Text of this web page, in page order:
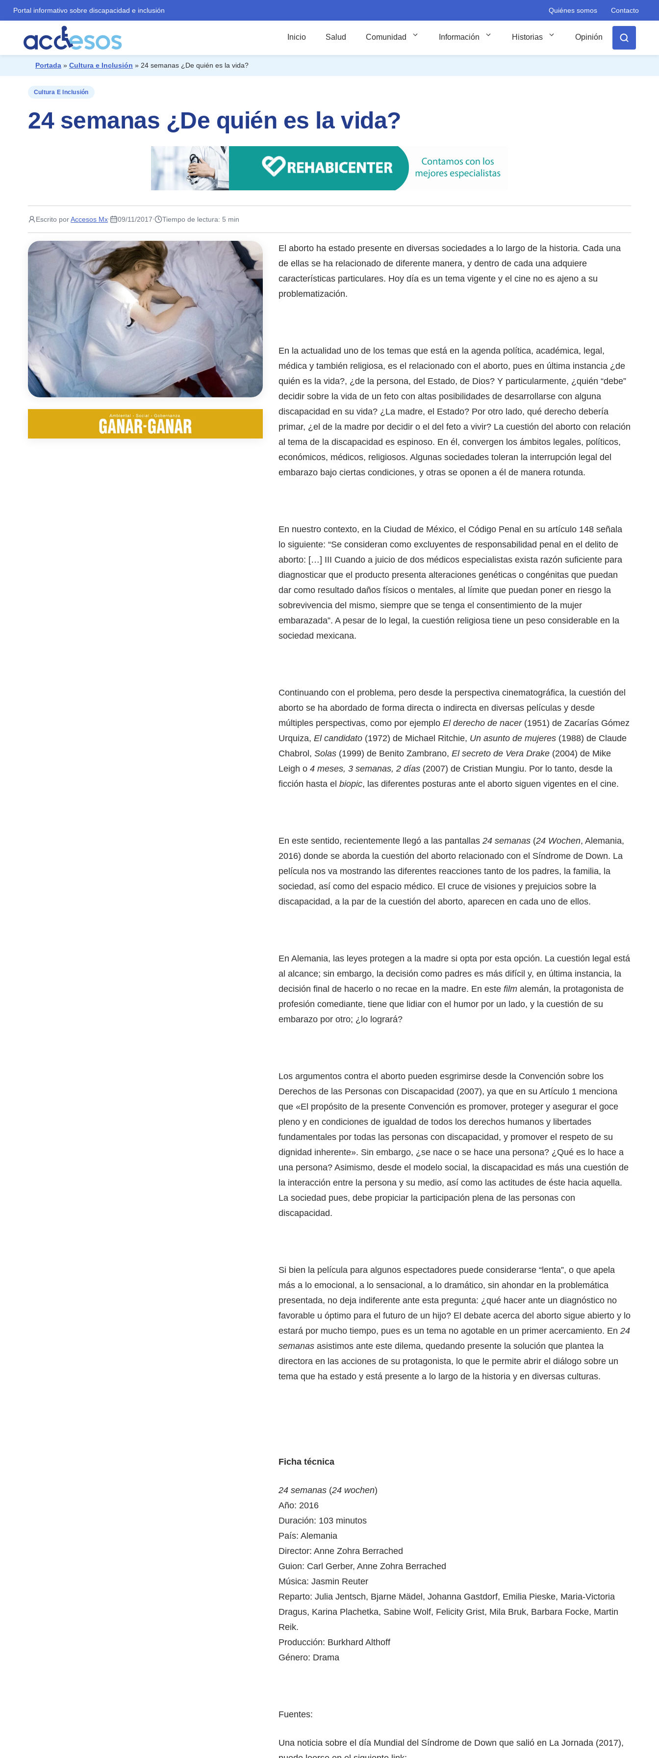
Portal informativo sobre discapacidad e inclusión Quiénes somos Contacto
Inicio Salud Comunidad Información Historias Opinión
¿Qué buscas?
Portada » Cultura e Inclusión » 24 semanas ¿De quién es la vida?
Cultura E Inclusión
24 semanas ¿De quién es la vida?
Escrito porAccesos Mx· 09/11/2017· Tiempo de lectura: 5 min
El aborto ha estado presente en diversas sociedades a lo largo de la historia. Cada una
de ellas se ha relacionado de diferente manera, y dentro de cada una adquiere
características particulares. Hoy día es un tema vigente y el cine no es ajeno a su
problematización.
En la actualidad uno de los temas que está en la agenda política, académica, legal,
médica y también religiosa, es el relacionado con el aborto, pues en última instancia ¿de
quién es la vida?, ¿de la persona, del Estado, de Dios? Y particularmente, ¿quién “debe”
decidir sobre la vida de un feto con altas posibilidades de desarrollarse con alguna
discapacidad en su vida? ¿La madre, el Estado? Por otro lado, qué derecho debería
primar, ¿el de la madre por decidir o el del feto a vivir? La cuestión del aborto con relación
al tema de la discapacidad es espinoso. En él, convergen los ámbitos legales, políticos,
económicos, médicos, religiosos. Algunas sociedades toleran la interrupción legal del
embarazo bajo ciertas condiciones, y otras se oponen a él de manera rotunda.
En nuestro contexto, en la Ciudad de México, el Código Penal en su artículo 148 señala
lo siguiente: “Se consideran como excluyentes de responsabilidad penal en el delito de
aborto: […] III Cuando a juicio de dos médicos especialistas exista razón suficiente para
diagnosticar que el producto presenta alteraciones genéticas o congénitas que puedan
dar como resultado daños físicos o mentales, al límite que puedan poner en riesgo la
sobrevivencia del mismo, siempre que se tenga el consentimiento de la mujer
embarazada”. A pesar de lo legal, la cuestión religiosa tiene un peso considerable en la
sociedad mexicana.
Continuando con el problema, pero desde la perspectiva cinematográfica, la cuestión del
aborto se ha abordado de forma directa o indirecta en diversas películas y desde
múltiples perspectivas, como por ejemploEl derecho de nacer(1951) de Zacarías Gómez
Urquiza, El candidato (1972) de Michael Ritchie, Un asunto de mujeres (1988) de Claude
Chabrol, Solas (1999) de Benito Zambrano,El secreto de Vera Drake (2004) de Mike
Leigh o4 meses, 3 semanas, 2 días (2007) de Cristian Mungiu. Por lo tanto, desde la
ficción hasta elbiopic, las diferentes posturas ante el aborto siguen vigentes en el cine.
En este sentido, recientemente llegó a las pantallas24 semanas (24 Wochen, Alemania,
2016) donde se aborda la cuestión del aborto relacionado con el Síndrome de Down. La
película nos va mostrando las diferentes reacciones tanto de los padres, la familia, la
sociedad, así como del espacio médico. El cruce de visiones y prejuicios sobre la
discapacidad, a la par de la cuestión del aborto, aparecen en cada uno de ellos.
En Alemania, las leyes protegen a la madre si opta por esta opción. La cuestión legal está
al alcance; sin embargo, la decisión como padres es más difícil y, en última instancia, la
decisión final de hacerlo o no recae en la madre. En estefilmalemán, la protagonista de
profesión comediante, tiene que lidiar con el humor por un lado, y la cuestión de su
embarazo por otro; ¿lo logrará?
Los argumentos contra el aborto pueden esgrimirse desde la Convención sobre los
Derechos de las Personas con Discapacidad (2007), ya que en su Artículo 1 menciona
que «El propósito de la presente Convención es promover, proteger y asegurar el goce
pleno y en condiciones de igualdad de todos los derechos humanos y libertades
fundamentales por todas las personas con discapacidad, y promover el respeto de su
dignidad inherente». Sin embargo, ¿se nace o se hace una persona? ¿Qué es lo hace a
una persona? Asimismo, desde el modelo social, la discapacidad es más una cuestión de
la interacción entre la persona y su medio, así como las actitudes de éste hacia aquella.
La sociedad pues, debe propiciar la participación plena de las personas con
discapacidad.
Si bien la película para algunos espectadores puede considerarse “lenta”, o que apela
más a lo emocional, a lo sensacional, a lo dramático, sin ahondar en la problemática
presentada, no deja indiferente ante esta pregunta: ¿qué hacer ante un diagnóstico no
favorable u óptimo para el futuro de un hijo? El debate acerca del aborto sigue abierto y lo
estará por mucho tiempo, pues es un tema no agotable en un primer acercamiento. En24
semanas asistimos ante este dilema, quedando presente la solución que plantea la
directora en las acciones de su protagonista, lo que le permite abrir el diálogo sobre un
tema que ha estado y está presente a lo largo de la historia y en diversas culturas.
Ficha técnica
24 semanas (24 wochen)
Año: 2016
Duración: 103 minutos
País: Alemania
Director: Anne Zohra Berrached
Guion: Carl Gerber, Anne Zohra Berrached
Música: Jasmin Reuter
Reparto: Julia Jentsch, Bjarne Mädel, Johanna Gastdorf, Emilia Pieske, Maria-Victoria
Dragus, Karina Plachetka, Sabine Wolf, Felicity Grist, Mila Bruk, Barbara Focke, Martin
Reik.
Producción: Burkhard Althoff
Género: Drama
Fuentes:
Una noticia sobre el día Mundial del Síndrome de Down que salió en La Jornada (2017),